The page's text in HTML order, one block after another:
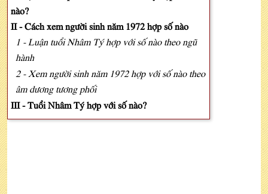
nào?
II - Cách xem người sinh năm 1972 hợp số nào
1 - Luận tuổi Nhâm Tý hợp với số nào theo ngũ
hành
2 - Xem người sinh năm 1972 hợp với số nào theo
âm dương tương phối
III - Tuổi Nhâm Tý hợp với số nào?